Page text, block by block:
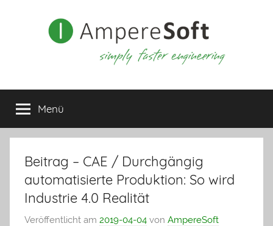
Menü
Beitrag – CAE / Durchgängig
automatisierte Produktion: So wird
Industrie 4.0 Realität
Veröffentlicht am 2019-04-04 von AmpereSoft